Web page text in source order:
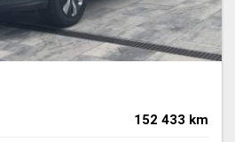
152 433 km